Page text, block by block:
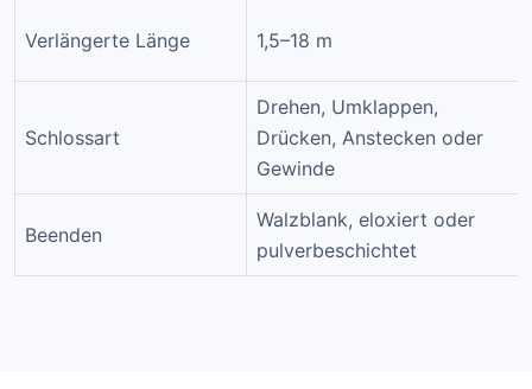
Verlängerte Länge 1,5–18 m
Schlossart
Drehen, Umklappen,
Drücken, Anstecken oder
Gewinde
Beenden
Walzblank, eloxiert oder
pulverbeschichtet